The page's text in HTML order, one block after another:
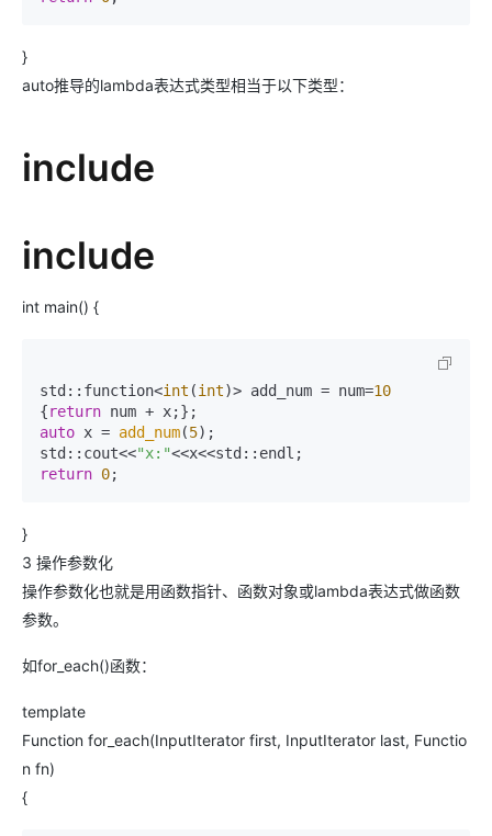
}
auto推导的lambda表达式类型相当于以下类型：
include
include
int main() {
std::function<int (int)> add_num = num=10
{return
auto x = add_num(5);
std::cout<<"x:"
return 0;
}
3 操作参数化
操作参数化也就是用函数指针、函数对象或lambda表达式做函数
参数。
如for_each()函数：
template
Function for_each(InputIterator first, InputIterator last, Functio
n fn)
{